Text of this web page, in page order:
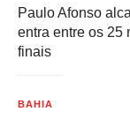
Paulo Afonso
entra entre os 25
finais
BAHIA